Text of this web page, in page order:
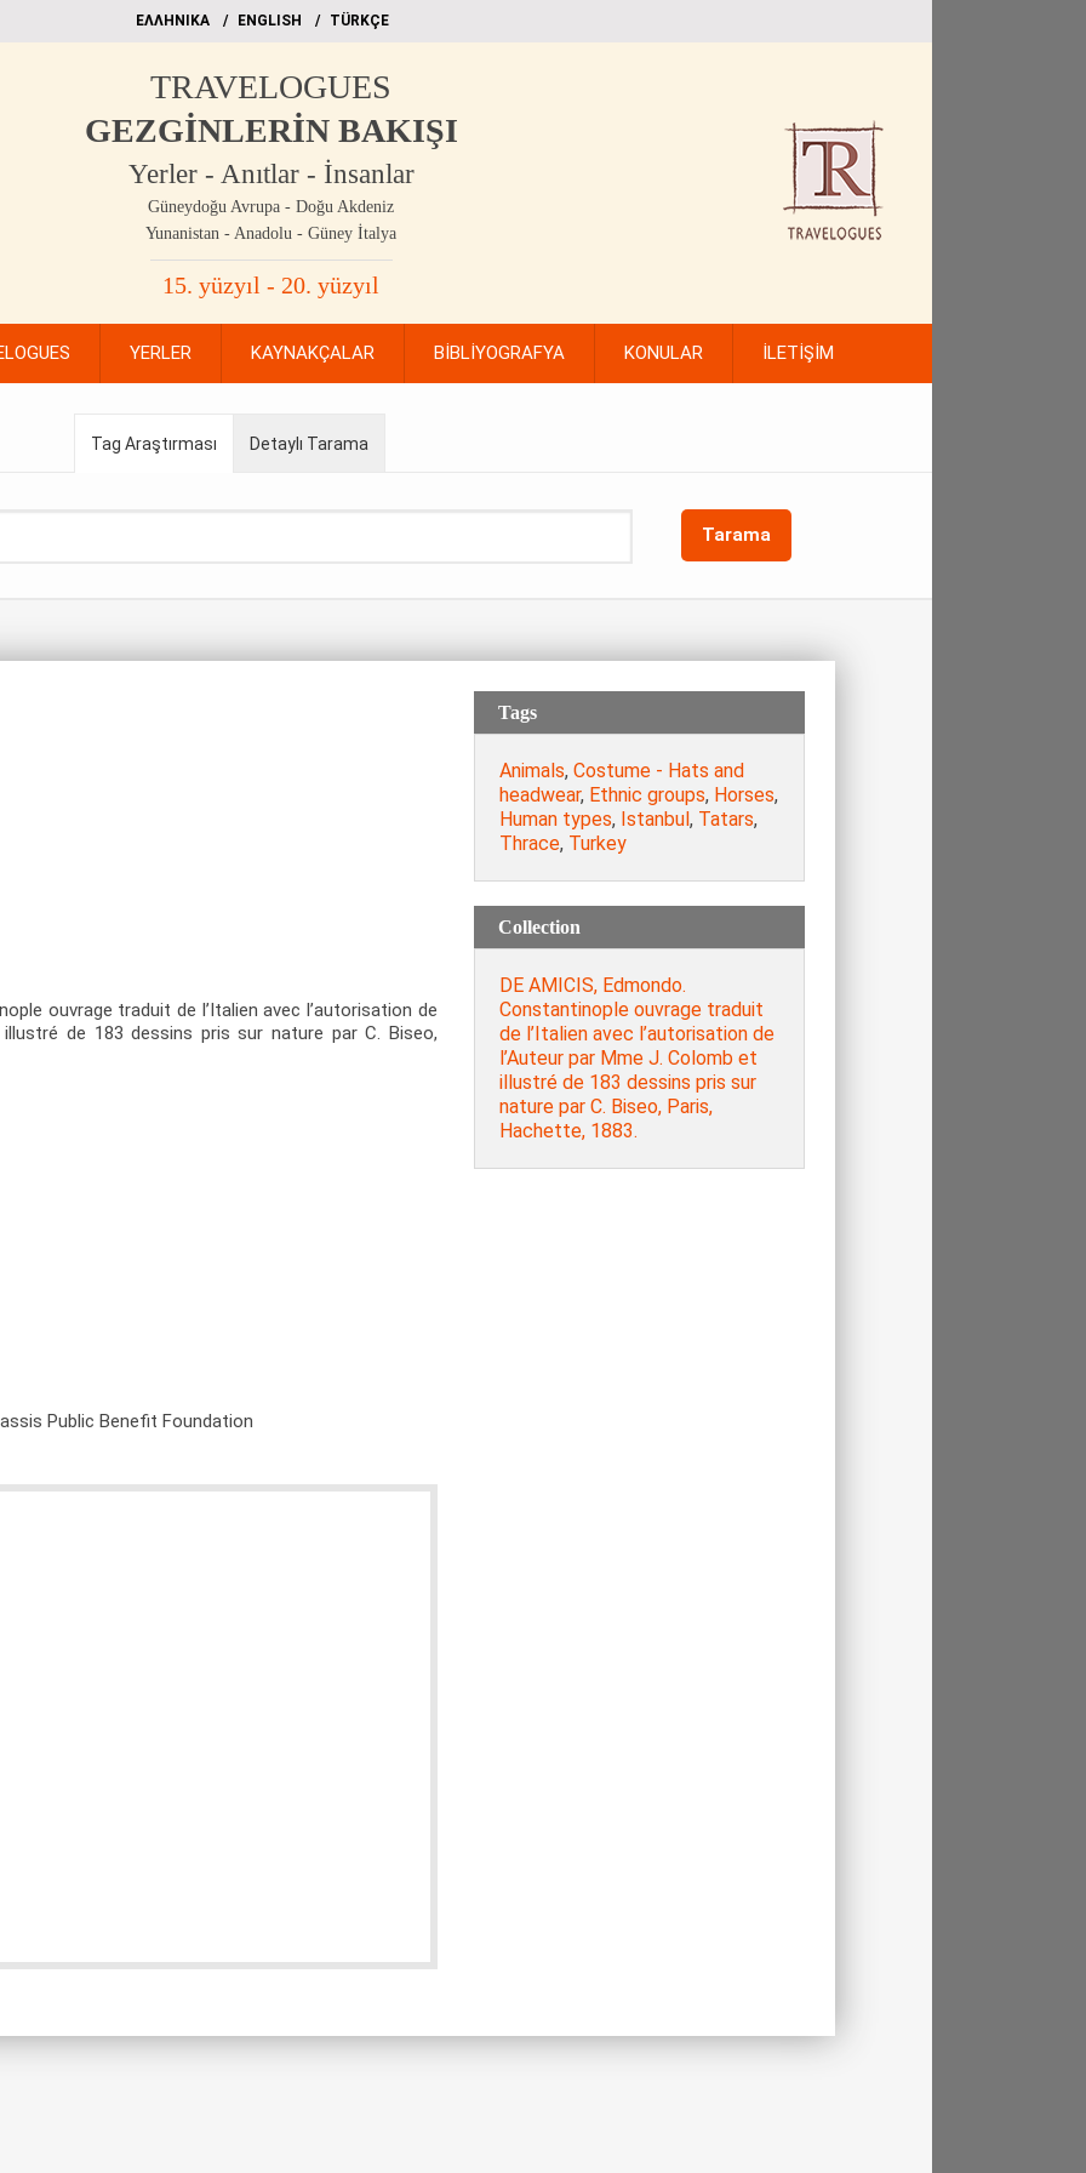
EΛΛΗΝΙΚΑ ΕΝGLISH TÜRKÇE
TRAVELOGUES
GEZGİNLERİN BAKIŞI
Yerler - Anıtlar - İnsanlar
Güneydoğu Avrupa - Doğu Akdeniz
Yunanistan - Anadolu - Güney İtalya
15. yüzyıl - 20. yüzyıl
YERLER KAYNAKÇALAR BİBLİYOGRAFYA KONULAR İLETİŞİM
Tag Araştırması
Tarama
Detaylı Tarama
ouvrage traduit de l’Italien avec l’autorisation de
de 183 dessins pris sur nature par C. Biseo,
Public Benefit Foundation
Tags
Animals, Costume - Hats and
headwear, Ethnic groups, Horses,
Human types, Istanbul, Tatars,
Thrace, Turkey
Collection
DE AMICIS, Edmondo.
Constantinople ouvrage traduit
de l’Italien avec l’autorisation de
l’Auteur par Mme J. Colomb et
illustré de 183 dessins pris sur
nature par C. Biseo, Paris,
Hachette, 1883.